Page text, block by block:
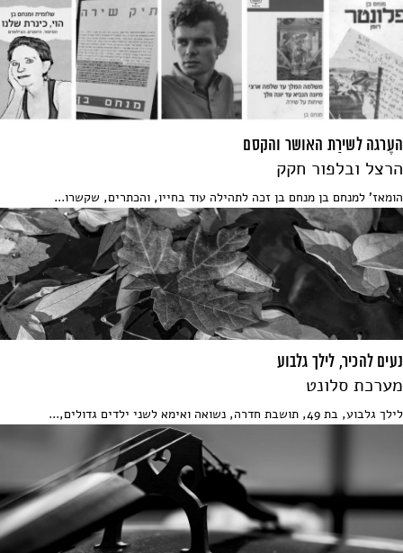
העֶרגה לשירַת האושר והקסם
הרצל ובלפור חקק
הומאז' למנחם בן מנחם בן זכה לתהילה עוד בחייו, והכתרים, שקשרו...
נעים להכיר, לילך גלבוע
מערכת סלונט
לילך גלבוע, בת 49, תושבת חדרה, נשואה ואימא לשני ילדים גדולים,...